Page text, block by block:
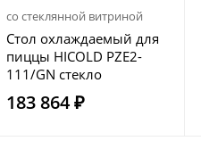
со стеклянной витриной
Стол охлаждаемый для
пиццы HICOLD PZE2-
111/GN стекло
183 864 ₽